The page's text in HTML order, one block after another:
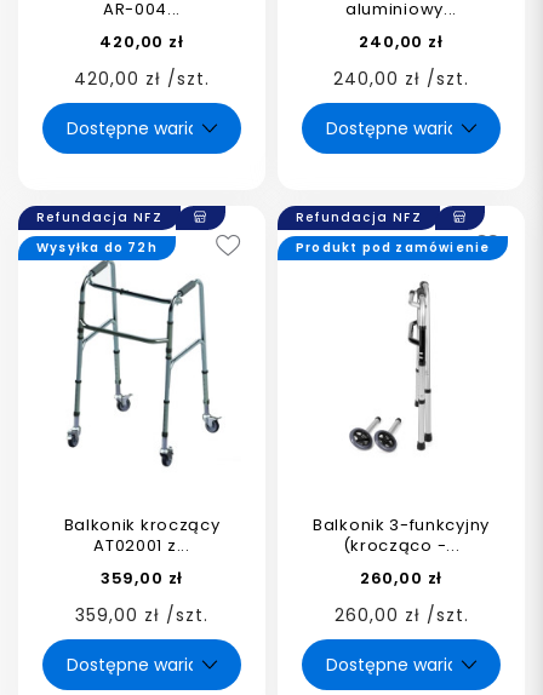
AR-004...
420,00 zł
420,00 zł /szt.
aluminiowy...
240,00 zł
240,00 zł /szt.
Refundacja NFZ
Balkonik kroczący
AT02001 z...
359,00 zł
359,00 zł /szt.
Wysyłka do 72h
Refundacja NFZ
Balkonik 3-funkcyjny
(krocząco -...
260,00 zł
260,00 zł /szt.
Produkt pod zamówienie